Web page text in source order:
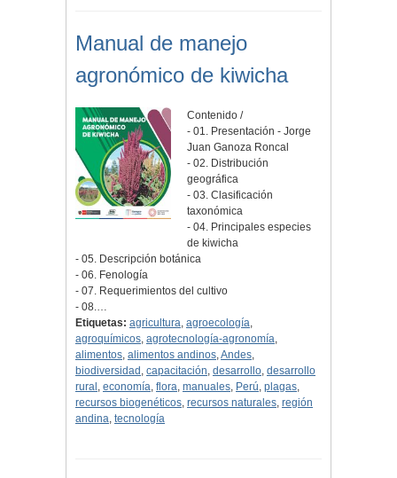
Manual de manejo
agronómico de kiwicha
Contenido /
- 01. Presentación - Jorge
Juan Ganoza Roncal
- 02. Distribución
geográfica
- 03. Clasificación
taxonómica
- 04. Principales especies
de kiwicha
- 05. Descripción botánica
- 06. Fenología
- 07. Requerimientos del cultivo
- 08.…
Etiquetas: agricultura, agroecología,
agroquímicos, agrotecnología-agronomía,
alimentos, alimentos andinos,Andes,
biodiversidad , capacitación, desarrollo, desarrollo
rural , economía, flora, manuales, Perú, plagas,
recursos biogenéticos, recursos naturales, región
andina, tecnología